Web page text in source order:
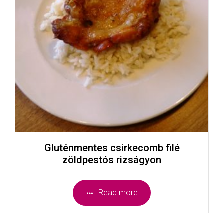
Gluténmentes csirkecomb filé
zöldpestós rizságyon
Read more